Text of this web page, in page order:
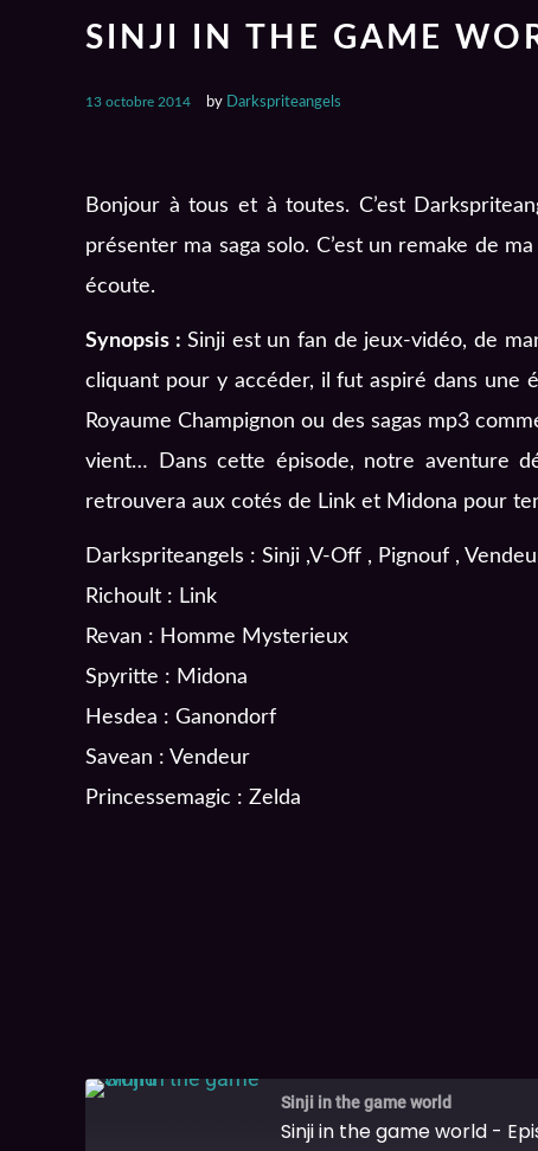
SINJI IN THE GAME
13 octobre 2014 by Darkspriteangels
Bonjour à tous et à toutes. C’est
présenter ma saga solo. C’est un remake de
écoute.
Synopsis : Sinji est un fan de jeux-vidéo, de
cliquant pour y accéder, il fut aspiré dans une
Royaume Champignon ou des sagas mp3
vient… Dans cette épisode, notre aventure
retrouvera aux cotés de Link et Midona pour
Darkspriteangels : Sinji ,V-Off , Pignouf ,
Richoult : Link
Revan : Homme Mysterieux
Spyritte : Midona
Hesdea : Ganondorf
Savean : Vendeur
Princessemagic : Zelda
Sinji in the game world
Sinji in the game world -